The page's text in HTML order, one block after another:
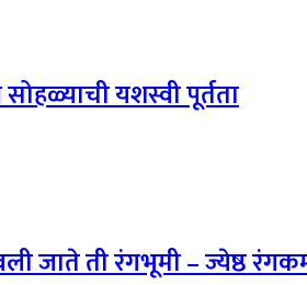
यशस्वी पूर्तता
जाते ती रंगभूमी – ज्येष्ठ